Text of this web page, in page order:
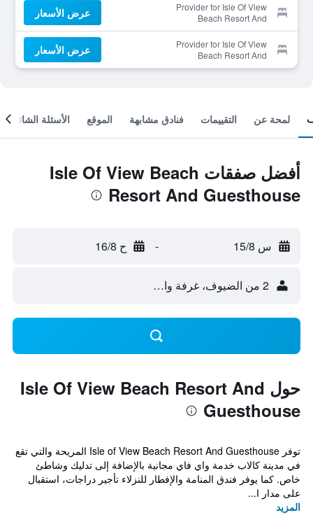
Provider for Isle Of View
Beach Resort And
Guesthouse
عرض الأسعار
Provider for Isle Of View
Beach Resort And
Guesthouse
عرض الأسعار
لمحة عن التقييمات فنادق مشابهة الموقع الأسئلة الشائعة
أفضل صفقات Isle Of View Beach
Resort And Guesthouse
س 15/8 - ح 16/8
2 من الضيوف، غرفة واحدة
حول Isle Of View Beach Resort And
Guesthouse
توفر Isle of View Beach Resort And Guesthouse المريحة والتي تقع
في مدينة كالاب خدمة واي فاي مجانية بالإضافة إلى تدليك وشاطئ
خاص. كما يوفر فندق المنامة والإفطار للنزلاء تأجير دراجات، استقبال
على مدار ا...
المزيد